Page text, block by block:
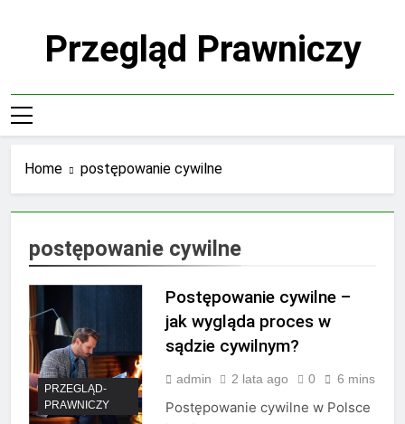
Przegląd Prawniczy
Home postępowanie cywilne
postępowanie cywilne
PRZEGLĄD-
PRAWNICZY
Postępowanie cywilne –
jak wygląda proces w
sądzie cywilnym?
admin 2 lata ago 0 6 mins
Postępowanie cywilne w Polsce